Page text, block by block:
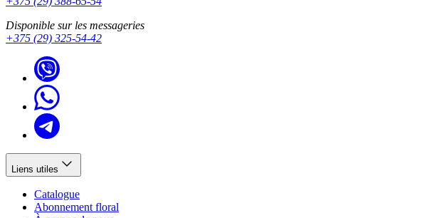
Disponible sur les messageries
+375 (29) 325-54-42
Liens utiles
Catalogue
Abonnement floral